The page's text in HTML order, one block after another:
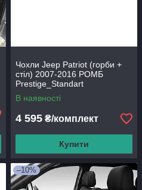
Чохли Jeep Patriot (горби +
стіл) 2007-2016 РОМБ
Prestige_Standart
В наявності
4 595 ₴/комплект
Купити
–10%